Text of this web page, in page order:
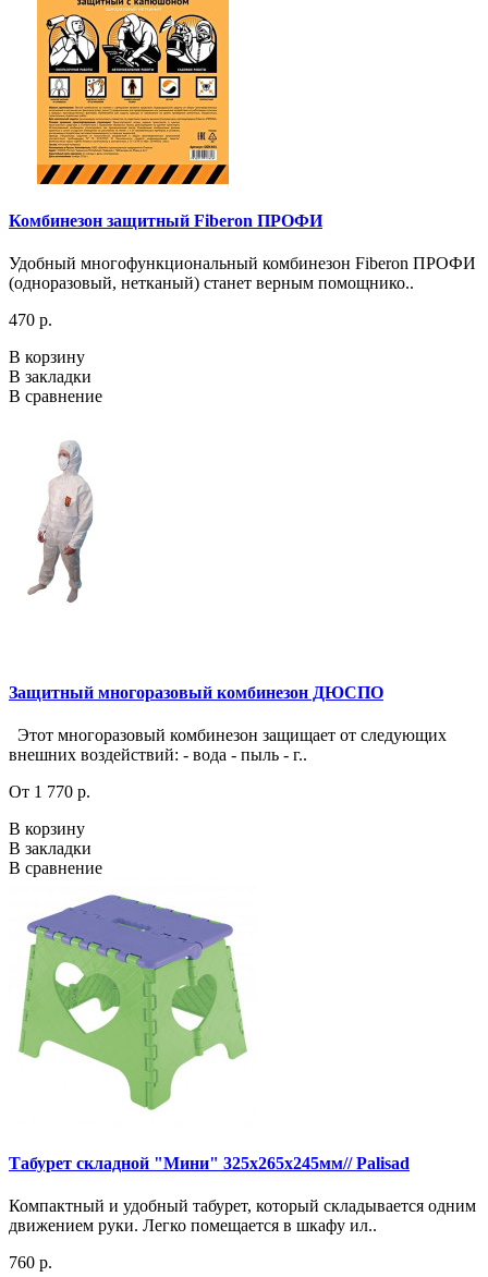
Комбинезон защитный Fiberon ПРОФИ
Удобный многофункциональный комбинезон Fiberon ПРОФИ
(одноразовый, нетканый) станет верным помощнико..
470 р.
В корзину
В закладки
В сравнение
Защитный многоразовый комбинезон ДЮСПО
Этот многоразовый комбинезон защищает от следующих
внешних воздействий: - вода - пыль - г..
От 1 770 р.
В корзину
В закладки
В сравнение
Табурет складной "Мини" 325х265х245мм// Palisad
Компактный и удобный табурет, который складывается одним
движением руки. Легко помещается в шкафу ил..
760 р.